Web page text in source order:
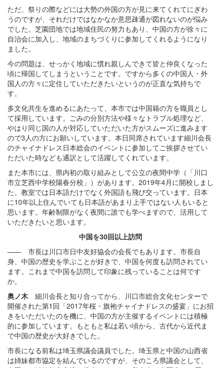
ただ、祭りの際などには大勢の外国の方が見に来てくれてにぎわ
うのですが、それだけではなかなか意思疎通が図れないのが悩み
でした。芝園団地では地域住民の努力もあり、中国の方が徐々に
自治会に加入し、地域のまちづくりに参加してくれるようになり
ました。
今の問題は、せっかく地域に慣れ親しんできて皆と仲良くなった
頃に帰国してしまうということです。ですから多くの中国人 ・ 外
国人の方々に定住していただきたいというのが正直な気持ちで
す。
多文化共生を進めるにあたって、本市では中国籍の方を職員とし
て採用しています。ごみの分別方法や様々なトラブル処理など、
やはり同じ国の人が対応していただいた方がスムーズに進みます
ので3人の方にお願いしています。本日同席されています細川会長
のチャイナドレス日本総会のイベントに参加してご挨拶させてい
ただいた時なども通訳として活躍してくれています。
また本市には、県内初の取り組みとして公立の夜間中学（「川口
市立芝西中学校陽春分校」）があります。2019年4月に開校しまし
た。教室では日本語だけでなく外国語も飛び交っています。日本
に10年以上住んでいても日本語があまり上手ではない人もいると
思います。年齢制限がなく夜間に誰でも学べますので、活用して
いただきたいと思います。
中国を30回以上訪問
—— 市長は川口市日中友好協会の会長でもあります。市長自
身、中国の歴史を学ぶことが好きで、中国を何度も訪問されてい
ます。これまで中国を訪問して印象に残っていることは何です
か。
奥ノ木 細川会長と知り合ってから、川口市総合文化センターで
開催された第1回「2017年桜 ・ 旗袍チャイナドレスの盛宴」にお招
きをいただいたのを機に、中国の方が主催するイベントには積極
的に参加しています。もともと私は若い頃から、古代から近代ま
で中国の歴史が大好きでした。
市長になる前私は埼玉県議会議員でした。埼玉県と中国の山西省
は姉妹都市協定を結んでいるのですが、そのころ県議会として、